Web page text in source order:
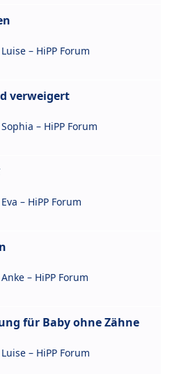
Luise – HiPP Forum
verweigert
Sophia – HiPP Forum
Eva – HiPP Forum
Anke – HiPP Forum
für Baby ohne Zähne
Luise – HiPP Forum